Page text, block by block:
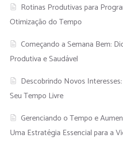
Rotinas Produtivas para
Otimização do Tempo
Começando a Semana Bem:
Produtiva e Saudável
Descobrindo Novos
Seu Tempo Livre
Gerenciando o Tempo e
Uma Estratégia Essencial para a